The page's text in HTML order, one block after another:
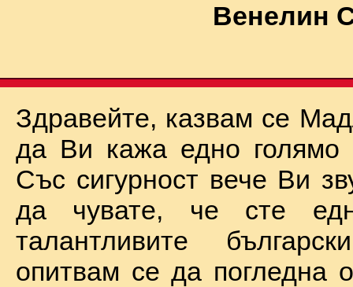
Венелин
Здравейте, казвам се
да Ви кажа едно голямо
Със сигурност вече Ви
да чувате, че сте
талантливите
опитвам се да погледна